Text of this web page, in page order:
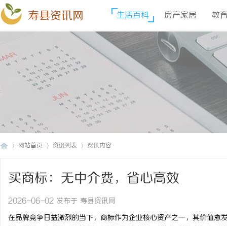
寿县资讯网 生活百科 房产家居 教
网站首页 资讯列表 资讯内容
买商标：无中介费，省心高效
2026-06-02 发布于 寿县资讯网
在品牌竞争日益激烈的当下，商标作为企业核心资产之一，其价值